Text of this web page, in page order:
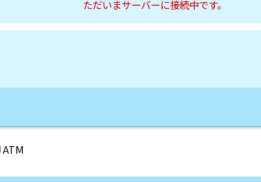
ただいまサーバーに接続中です。
ATM